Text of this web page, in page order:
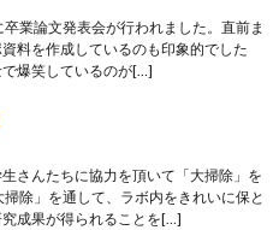
業論文発表会が行われました。直前ま
料を作成しているのも印象的でした
爆笑しているのが[…]
さんたちに協力を頂いて「大掃除」を
掃除」を通して、ラボ内をきれいに保と
成果が得られることを[…]